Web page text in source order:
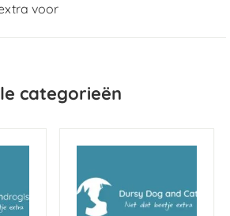
categorieën
voor